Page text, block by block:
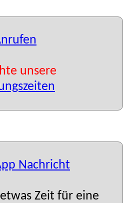
unsere
Nachricht
Zeit für eine